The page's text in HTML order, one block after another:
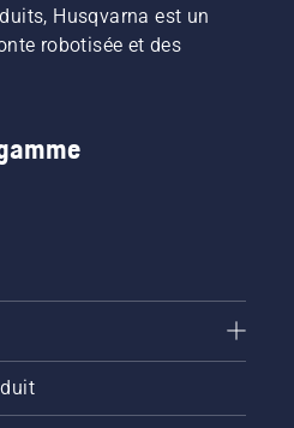
Husqvarna est un
robotisée et des